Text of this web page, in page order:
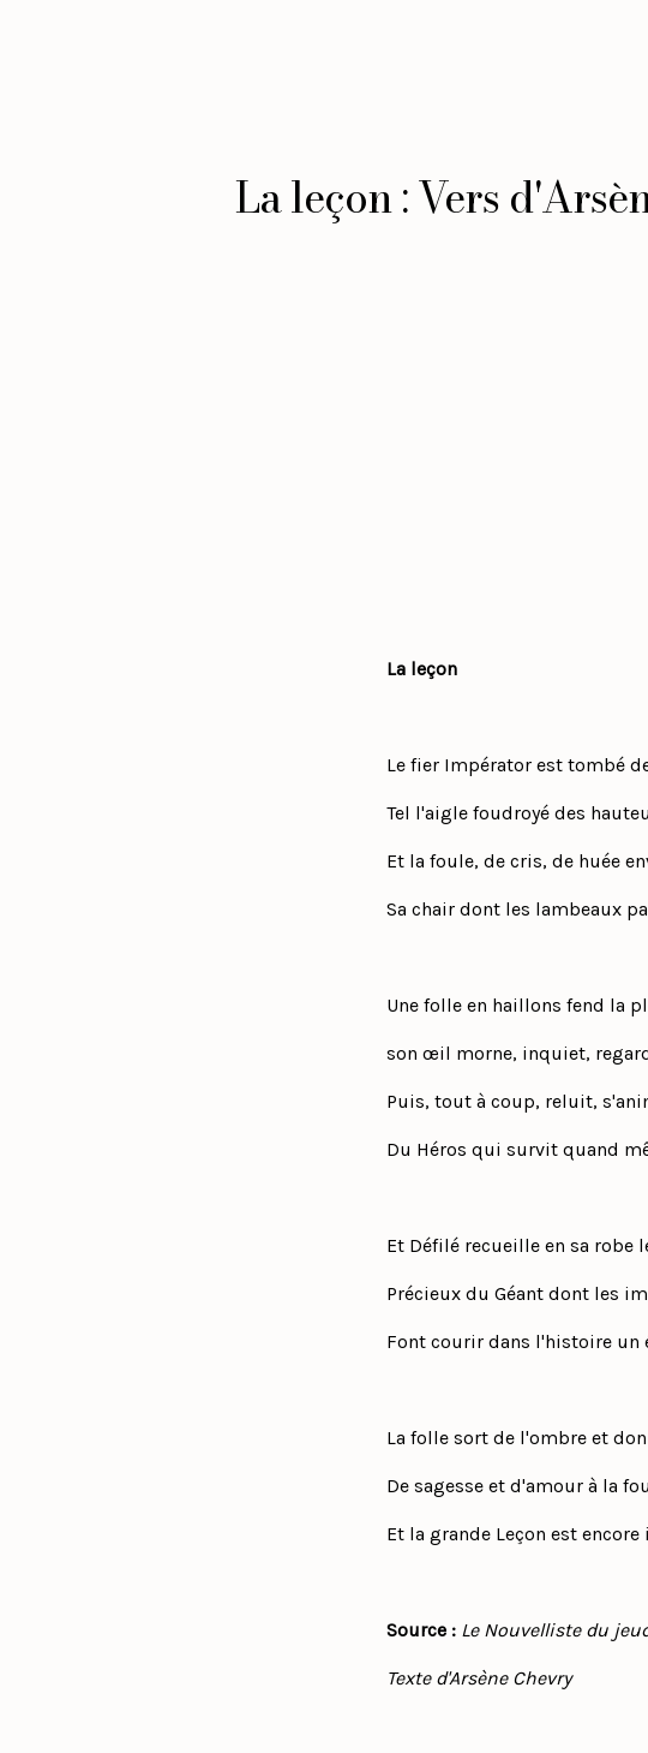
La leçon : Vers
La leçon
Le fier Impérator est tombé
Tel l'aigle foudroyé des
Et la foule, de cris, de huée
Sa chair dont les lambeaux
Une folle en haillons fend la
son œil morne, inquiet,
Puis, tout à coup, reluit,
Du Héros qui survit quand
Et Défilé recueille en sa robe
Précieux du Géant dont les
Font courir dans l'histoire un
La folle sort de l'ombre et
De sagesse et d'amour à la
Et la grande Leçon est
Source : Le Nouvelliste du
Texte d'Arsène Chevry